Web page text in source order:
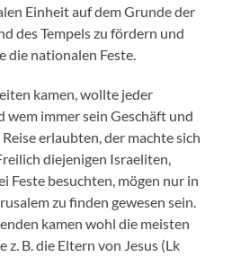
Einheit auf dem Grunde der
des Tempels zu fördern und
die nationalen Feste.
kamen, wollte jeder
wem immer sein Geschäft und
erlaubten, der machte sich
diejenigen Israeliten,
Feste besuchten, mögen nur in
zu finden gewesen sein.
kamen wohl die meisten
z. B. die Eltern von Jesus (Lk